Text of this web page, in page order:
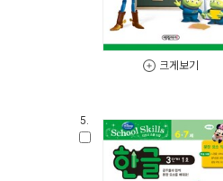
림책
크게보기
5.